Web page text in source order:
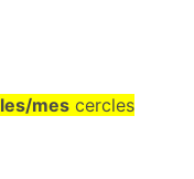
les/mes cercles